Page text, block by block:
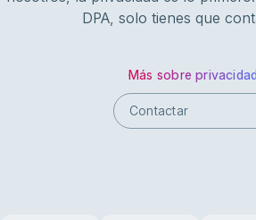
DPA, solo tienes que
Más sobre
Contactar